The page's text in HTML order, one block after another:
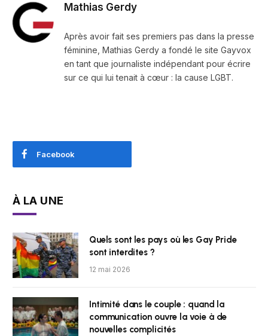
Mathias Gerdy
Après avoir fait ses premiers pas dans la presse
féminine, Mathias Gerdy a fondé le site Gayvox
en tant que journaliste indépendant pour écrire
sur ce qui lui tenait à cœur : la cause LGBT.
Facebook
À LA UNE
Quels sont les pays où les Gay Pride
sont interdites ?
12 mai 2026
Intimité dans le couple : quand la
communication ouvre la voie à de
nouvelles complicités